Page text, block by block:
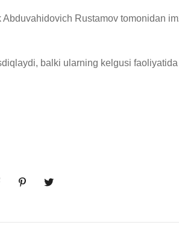
Rustamov tomonidan
balki ularning kelgusi